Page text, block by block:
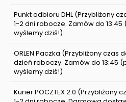
Punkt odbioru DHL(Przybliżony
1-2 dni robocze. Zamów do
wyślemy dziś!)
ORLEN Paczka (Przybliżony czas
dzień roboczy. Zamów do 13:45
wyślemy dziś!)
Kurier POCZTEX 2.0 (Przybliżony